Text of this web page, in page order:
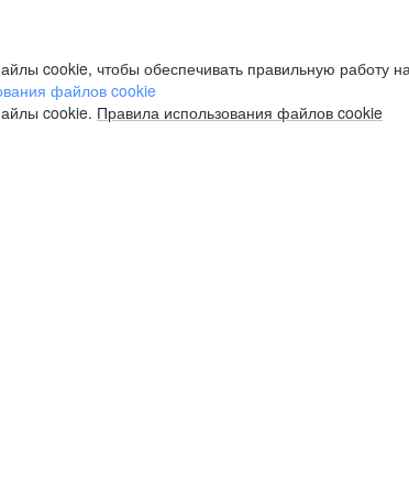
cookie, чтобы обеспечивать правильную работу
файлов cookie
cookie. Правила использования файлов cookie